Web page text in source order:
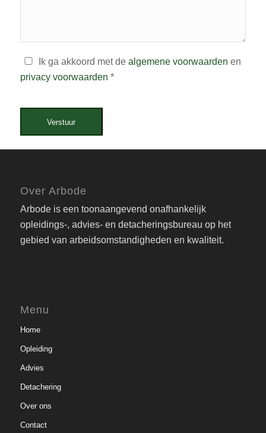
Ik ga akkoord met de algemene voorwaarden en
privacy voorwaarden *
Verstuur
Over Arbode
Arbode is een toonaangevend onafhankelijk
opleidings-, advies- en detacheringsbureau op het
gebied van arbeidsomstandigheden en kwaliteit.
Menu
Home
Opleiding
Advies
Detachering
Over ons
Contact